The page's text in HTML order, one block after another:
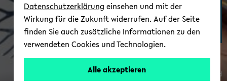
© Uni­ver­si­tät Bie­le­feld
Datenschutzerklärung einsehen und mit der
Wirkung für die Zukunft widerrufen. Auf der Seite
finden Sie auch zusätzliche Informationen zu den
verwendeten Cookies und Technologien.
Alle akzeptieren